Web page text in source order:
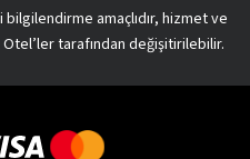
amaçlıdır, hizmet ve
tarafından değişitirilebilir.